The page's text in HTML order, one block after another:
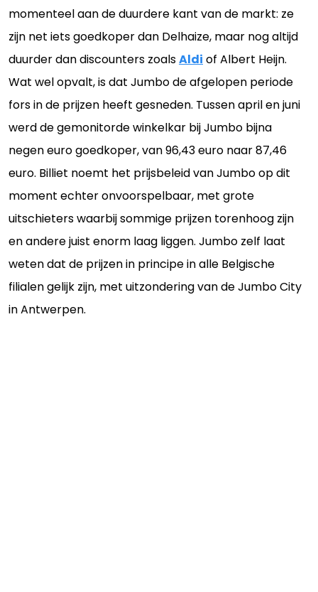
momenteel aan de duurdere kant van de markt: ze
zijn net iets goedkoper dan Delhaize, maar nog altijd
duurder dan discounters zoalsAldi of Albert Heijn.
Wat wel opvalt, is dat Jumbo de afgelopen periode
fors in de prijzen heeft gesneden. Tussen april en juni
werd de gemonitorde winkelkar bij Jumbo bijna
negen euro goedkoper, van 96,43 euro naar 87,46
euro. Billiet noemt het prijsbeleid van Jumbo op dit
moment echter onvoorspelbaar, met grote
uitschieters waarbij sommige prijzen torenhoog zijn
en andere juist enorm laag liggen. Jumbo zelf laat
weten dat de prijzen in principe in alle Belgische
filialen gelijk zijn, met uitzondering van de Jumbo City
in Antwerpen.